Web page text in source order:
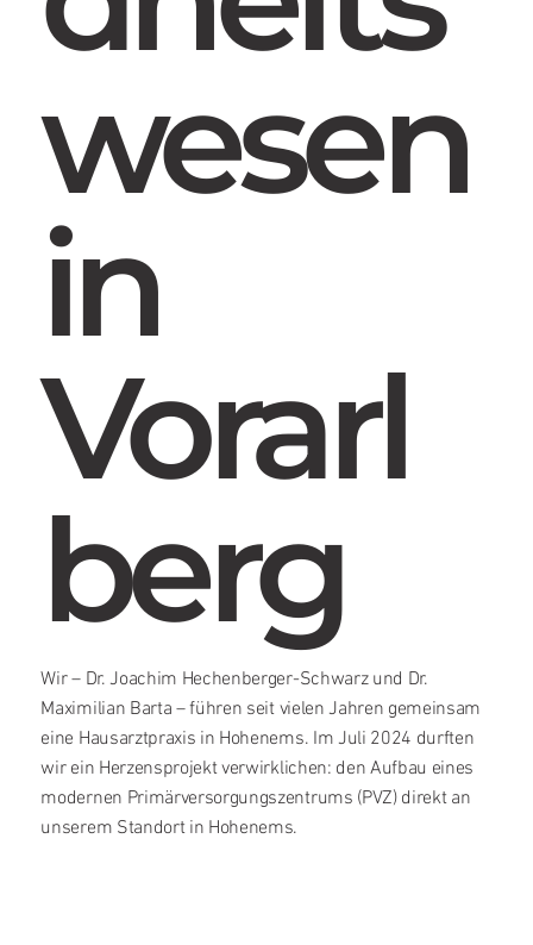
wesen
in
Vorarl
berg
Wir – Dr. Joachim Hechenberger-Schwarz und Dr.
Maximilian Barta – führen seit vielen Jahren gemeinsam
eine Hausarztpraxis in Hohenems. Im Juli 2024 durften
wir ein Herzensprojekt verwirklichen: den Aufbau eines
modernen Primärversorgungszentrums (PVZ) direkt an
unserem Standort in Hohenems.